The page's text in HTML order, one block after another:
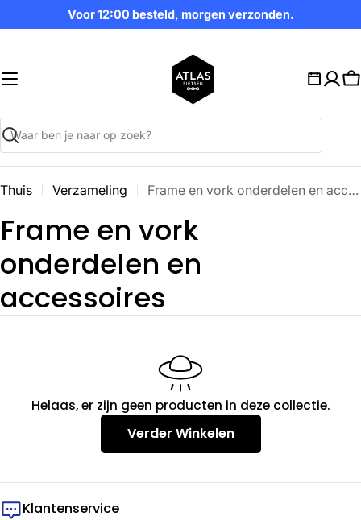
naar
Voor 12:00 besteld, morgen verzonden.
Zoekopdracht
Thuis Verzameling Frame en vork onderdelen en accessoires
V
e
r
i
Frame en vork
onderdelen en
accessoires
Helaas, er zijn geen producten in deze collectie.
Verder Winkelen
Klantenservice